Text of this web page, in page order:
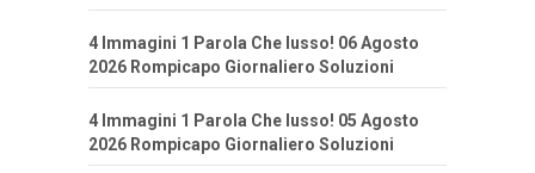
4 Immagini 1 Parola Che lusso! 06 Agosto
2026 Rompicapo Giornaliero Soluzioni
4 Immagini 1 Parola Che lusso! 05 Agosto
2026 Rompicapo Giornaliero Soluzioni